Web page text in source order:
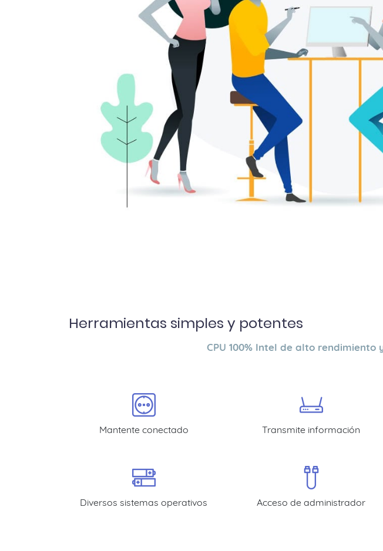
Herramientas simples y potentes
CPU 100% Intel de alto
Mantente conectado Transmite información
Diversos sistemas operativos Acceso de administrador